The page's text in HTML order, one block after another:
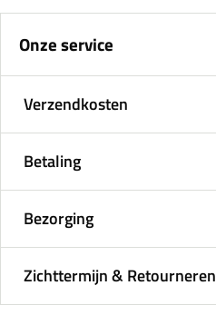
Onze service
Verzendkosten
Betaling
Bezorging
Zichttermijn & Retourneren